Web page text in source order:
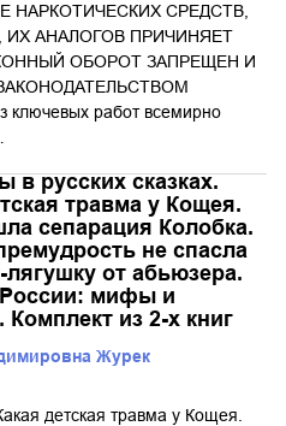
НАРКОТИЧЕСКИХ СРЕДСТВ,
АНАЛОГОВ ПРИЧИНЯЕТ
ОБОРОТ ЗАПРЕЩЕН И
работ всемирно
в русских сказках.
травма у Кощея.
сепарация Колобка.
не спасла
от абьюзера.
мифы и
Комплект из 2-х книг
Журек
детская травма у Кощея.